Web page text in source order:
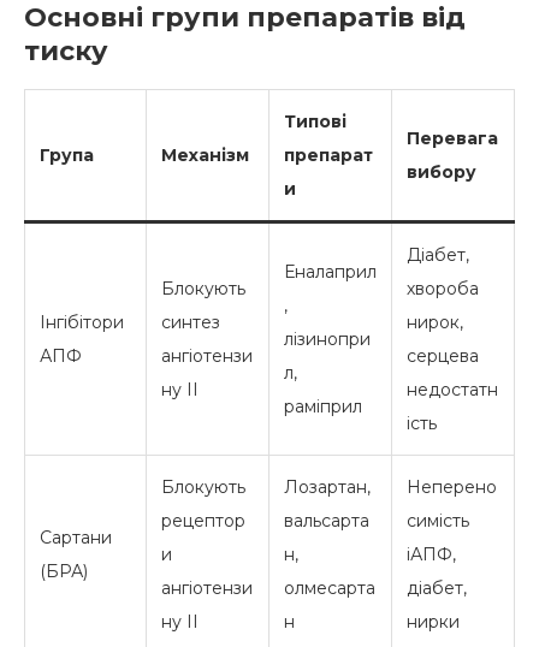
Основні групи препаратів від
тиску
Група Механізм
Типові
препарат
и
Перевага
вибору
Інгібітори
АПФ
Блокують
синтез
ангіотензи
ну II
Еналаприл
,
лізинопри
л,
раміприл
Діабет,
хвороба
нирок,
серцева
недостатн
ість
Сартани
(БРА)
Блокують
рецептор
и
ангіотензи
ну II
Лозартан,
вальсарта
н,
олмесарта
н
Неперено
симість
іАПФ,
діабет,
нирки